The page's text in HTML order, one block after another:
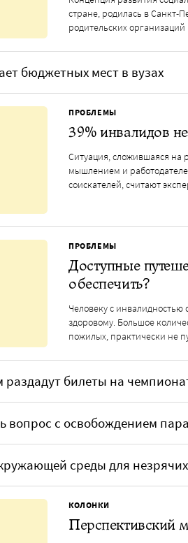
стране, родилась в Санкт-
родительских
бюджетных мест в вузах
ПРОБЛЕМЫ
39% инвалидов
Ситуация, сложившаяся на
мышлением и
соискателей, считают
ПРОБЛЕМЫ
Доступные
обеспечить?
Человеку с инвалидностью
здоровому. Большое
пожилых, практически не
билеты на
с освобождением
среды для незрячих
КОЛОНКИ
Перспективский